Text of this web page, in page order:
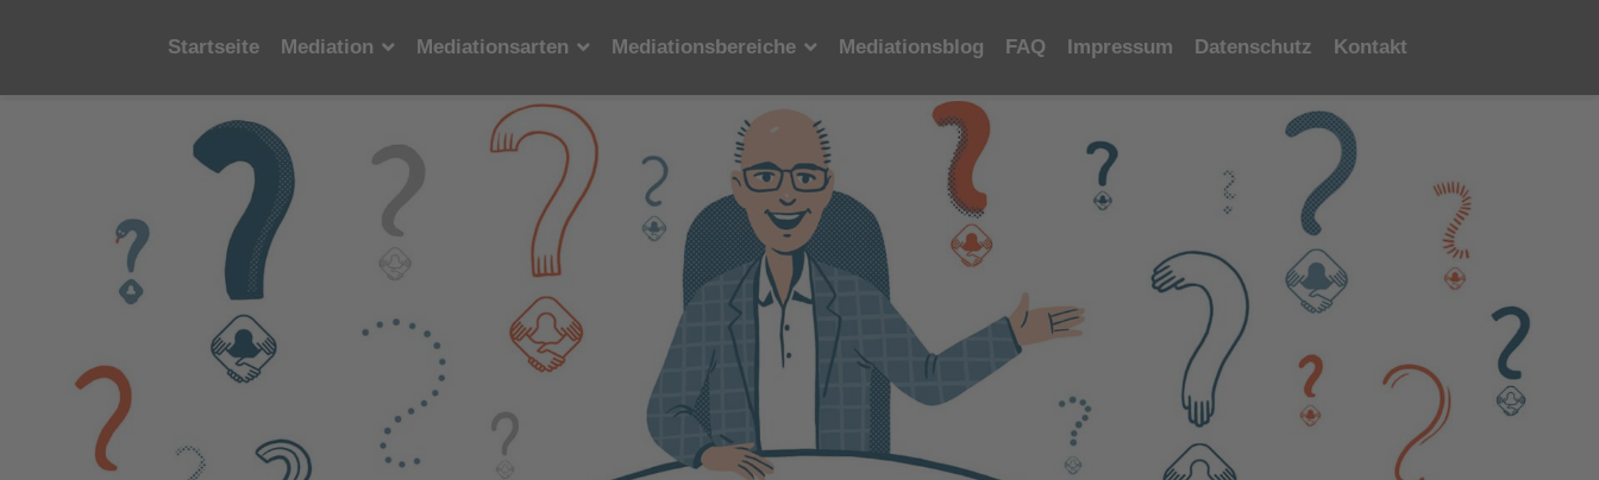
Startseite Mediation Mediationsarten Mediationsbereiche Mediationsblog FAQ Impressum Datenschutz Kontakt